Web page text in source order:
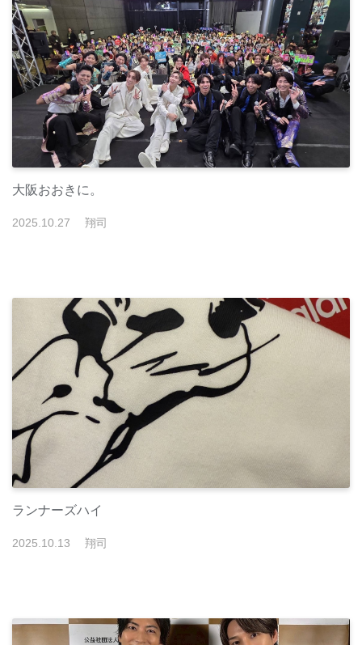
大阪おおきに。
2025 10 27 翔司
ランナーズハイ
2025.10.13 翔司